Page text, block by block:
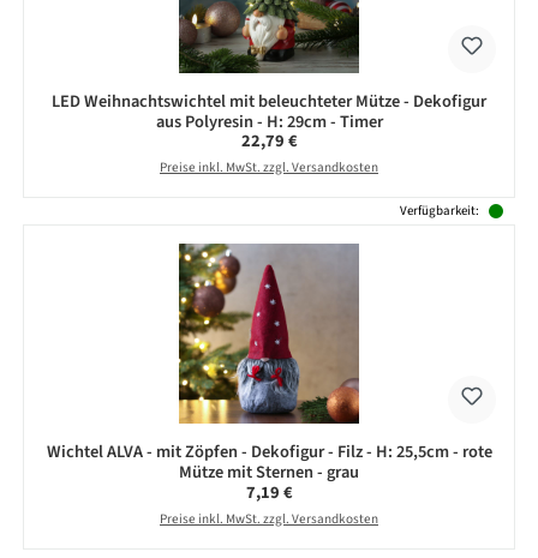
LED Weihnachtswichtel mit beleuchteter Mütze - Dekofigur
aus Polyresin - H: 29cm - Timer
Regulärer Preis:
22,79 €
Preise inkl. MwSt. zzgl. Versandkosten
Verfügbarkeit:
Wichtel ALVA - mit Zöpfen - Dekofigur - Filz - H: 25,5cm - rote
Mütze mit Sternen - grau
Regulärer Preis:
7,19 €
Preise inkl. MwSt. zzgl. Versandkosten